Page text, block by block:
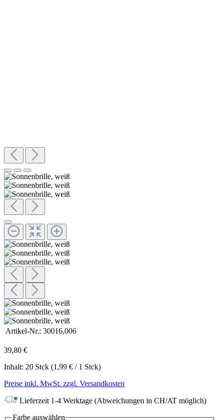
Artikel-Nr.: 30016,006
39,80 €
Inhalt: 20 Stck (1,99 € / 1 Stck)
Preise inkl. MwSt. zzgl. Versandkosten
Lieferzeit 1-4 Werktage (Abweichungen in CH/AT möglich)
Farbe auswählen